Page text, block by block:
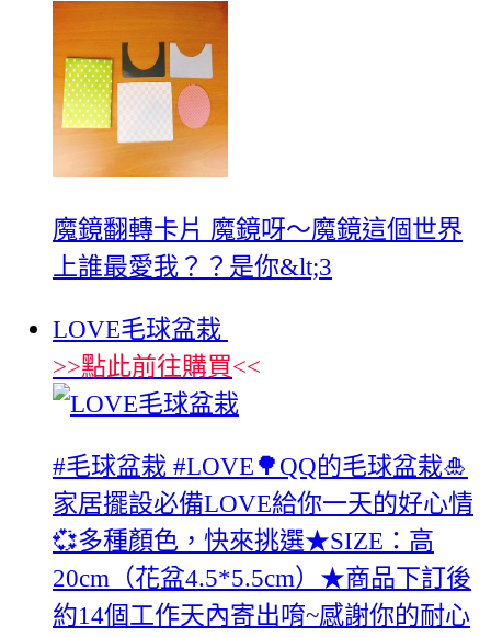
魔鏡翻轉卡片 魔鏡呀～魔鏡這個世界
上誰最愛我？？是你&lt;3
LOVE毛球盆栽
>>點此前往購買<<
‪#‎毛球盆栽‬ ‪#‎LOVE‬🌳QQ的毛球盆栽🎍
家居擺設必備LOVE給你一天的好心情
💞多種顏色，快來挑選★SIZE：高
20cm（花盆4.5*5.5cm）★商品下訂後
約14個工作天內寄出唷~感謝你的耐心